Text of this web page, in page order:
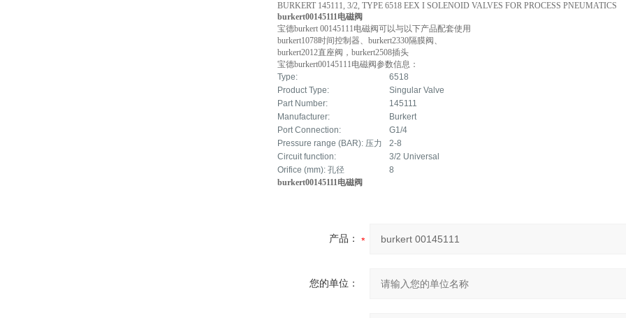
BURKERT 145111, 3/2, TYPE 6518 EEX I SOLENOID VALVES FOR PROCESS PNEUMATICS
burkert00145111电磁阀
宝德burkert 00145111电磁阀可以与以下产品配套使用
burkert1078时间控制器、burkert2330隔膜阀、
burkert2012直座阀，burkert2508插头
宝德burkert00145111电磁阀参数信息：
Type:
6518
Product Type:
Singular Valve
Part Number:
145111
Manufacturer:
Burkert
Port Connection:
G1/4
Pressure range (BAR): 压力
2-8
Circuit function:
3/2 Universal
Orifice (mm): 孔径
8
burkert00145111电磁阀
产品：
您的单位：